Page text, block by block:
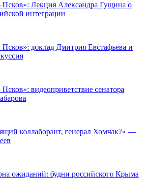
Псков»: Лекция Александра Гущина о
интеграции
Псков»: доклад Дмитрия Евстафьева и
видеоприветствие сенатора
коллаборант, генерал Хомчак?» —
ожиданий: будни российского Крыма